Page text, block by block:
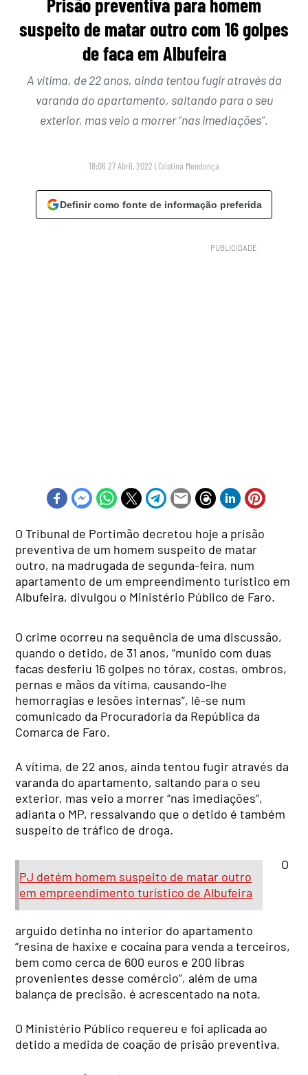
suspeito de matar outro com 16 golpes
de faca em Albufeira
A vítima, de 22 anos, ainda tentou fugir através da
varanda do apartamento, saltando para o seu
exterior, mas veio a morrer “nas imediações”.
18:06 27 Abril, 2022 | Cristina Mendonça
Definir como fonte de informação preferida
O Tribunal de Portimão decretou hoje a prisão
preventiva de um homem suspeito de matar
outro, na madrugada de segunda-feira, num
apartamento de um empreendimento turístico em
Albufeira, divulgou o Ministério Público de Faro.
O crime ocorreu na sequência de uma discussão,
quando o detido, de 31 anos, “munido com duas
facas desferiu 16 golpes no tórax, costas, ombros,
pernas e mãos da vítima, causando-lhe
hemorragias e lesões internas”, lê-se num
comunicado da Procuradoria da República da
Comarca de Faro.
A vítima, de 22 anos, ainda tentou fugir através da
varanda do apartamento, saltando para o seu
exterior, mas veio a morrer “nas imediações”,
adianta o MP, ressalvando que o detido é também
suspeito de tráfico de droga.
PJ detém homem suspeito de matar outro
em empreendimento turístico de Albufeira
O
arguido detinha no interior do apartamento
“resina de haxixe e cocaína para venda a terceiros,
bem como cerca de 600 euros e 200 libras
provenientes desse comércio”, além de uma
balança de precisão, é acrescentado na nota.
O Ministério Público requereu e foi aplicada ao
detido a medida de coação de prisão preventiva.